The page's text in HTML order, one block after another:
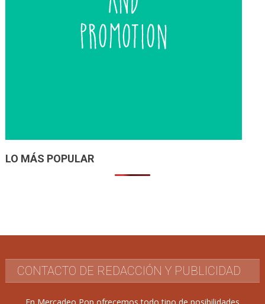
LO MÁS POPULAR
CONTACTO DE REDACCIÓN Y PUBLICIDAD